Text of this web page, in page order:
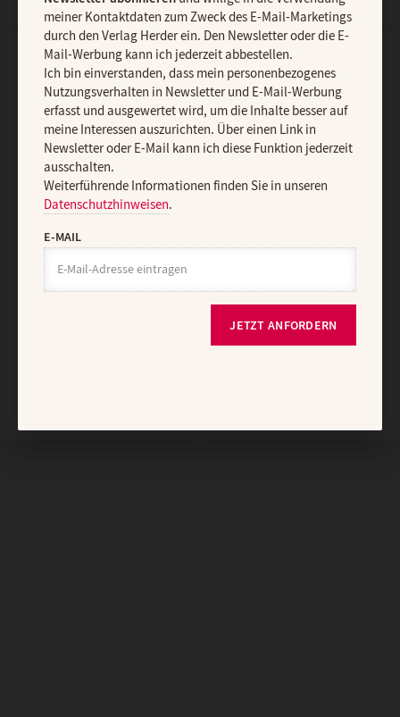
AGB und Widerrufsbelehrung Datenschutz Barrierefreiheit
Vertrag widerrufen Abo online kündigen
meiner Kontaktdaten zum Zweck des E-Mail-Marketings
durch den Verlag Herder ein. Den Newsletter oder die E-
Mail-Werbung kann ich jederzeit abbestellen.
Ich bin einverstanden, dass mein personenbezogenes
Nutzungsverhalten in Newsletter und E-Mail-Werbung
erfasst und ausgewertet wird, um die Inhalte besser auf
meine Interessen auszurichten. Über einen Link in
Newsletter oder E-Mail kann ich diese Funktion jederzeit
ausschalten.
Weiterführende Informationen finden Sie in unseren
Datenschutzhinweisen.
E-MAIL
JETZT ANFORDERN